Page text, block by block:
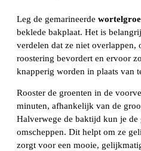
Leg de gemarineerde
beklede bakplaat. Het is
verdelen dat ze niet overlappen,
roostering bevordert en ervoor
knapperig worden in plaats van
Rooster de groenten in de
minuten, afhankelijk van de
Halverwege de baktijd kun je de
omscheppen. Dit helpt om ze
zorgt voor een mooie,